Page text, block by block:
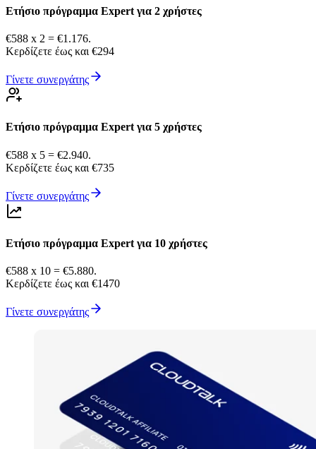
Ετήσιο πρόγραμμα Expert για 2 χρήστες
€588 x 2 = €1.176.
Κερδίζετε έως και €294
Γίνετε συνεργάτης
Ετήσιο πρόγραμμα Expert για 5 χρήστες
€588 x 5 = €2.940.
Κερδίζετε έως και €735
Γίνετε συνεργάτης
Ετήσιο πρόγραμμα Expert για 10 χρήστες
€588 x 10 = €5.880.
Κερδίζετε έως και €1470
Γίνετε συνεργάτης